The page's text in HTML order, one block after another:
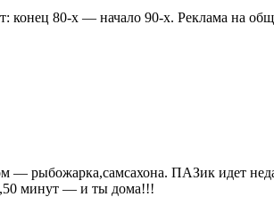
80-х — начало 90-х. Реклама на
— рыбожарка,самсахона. ПАЗик идет
минут — и ты дома!!!